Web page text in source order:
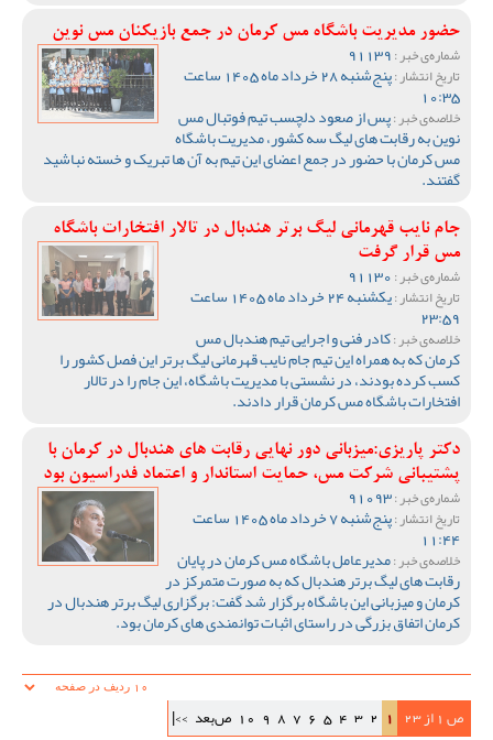
حضور مدیریت باشگاه مس کرمان در جمع بازیکنان مس نوین
شماره‌ی خبر :
تاریخ انتشار : پنج‌شنبه 28 خرداد ماه 1405 ساعت
10:35
خلاصه‌ی خبر :پس از صعود دلچسب تیم فوتبال مس
نوین به رقابت های لیگ سه کشور، مدیریت باشگاه
مس کرمان با حضور در جمع اعضای این تیم به آن ها تبریک و خسته نباشید
گفتند.
جام نایب قهرمانی لیگ برتر هندبال در تالار افتخارات باشگاه
مس قرار گرفت
شماره‌ی خبر :
تاریخ انتشار : یکشنبه 24 خرداد ماه 1405 ساعت
23:59
خلاصه‌ی خبر :کادر فنی و اجرایی تیم هندبال مس
کرمان که به همراه این تیم جام نایب قهرمانی لیگ برتر این فصل کشور را
کسب کرده بودند، در نشستی با مدیریت باشگاه، این جام را در تالار
افتخارات باشگاه مس کرمان قرار دادند.
دکتر پاریزی:میزبانی دور نهایی رقابت های هندبال در کرمان با
پشتیبانی شرکت مس، حمایت استاندار و اعتماد فدراسیون بود
شماره‌ی خبر :
تاریخ انتشار : پنج‌شنبه 7 خرداد ماه 1405 ساعت
11:44
خلاصه‌ی خبر :مدیرعامل باشگاه مس کرمان در پایان
رقابت های لیگ برتر هندبال که به صورت متمرکز در
کرمان و میزبانی این باشگاه برگزار شد گفت: برگزاری لیگ برتر هندبال در
کرمان اتفاق بزرگی در راستای اثبات توانمندی های کرمان بود.
ص 1 از 23 1
2
3
4
5
6
7
8
9
10 ص‌بعد >>|